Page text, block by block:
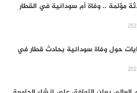
مؤلمة .. وفاة أم سودانية في القطار
حول وفاة سودانية بحادث قطار في